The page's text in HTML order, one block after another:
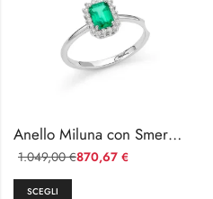
Anello Miluna con Smeraldo e Diamanti in Oro Bianco 18kt
870,67 €
1.049,00€
SCEGLI